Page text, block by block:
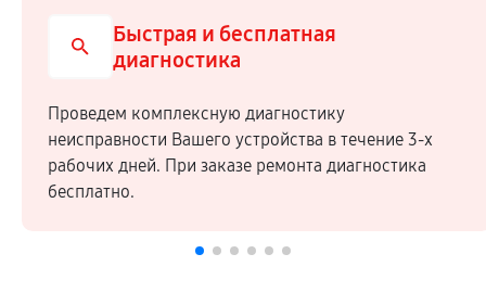
Быстрая и бесплатная
диагностика
Проведем комплексную диагностику
неисправности Вашего устройства в течение 3-х
рабочих дней. При заказе ремонта диагностика
бесплатно.